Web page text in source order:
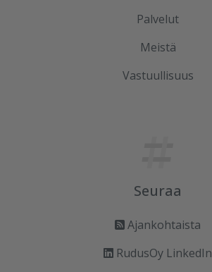
Palvelut
Meistä
Vastuullisuus
Seuraa
Ajankohtaista
RudusOy LinkedIn